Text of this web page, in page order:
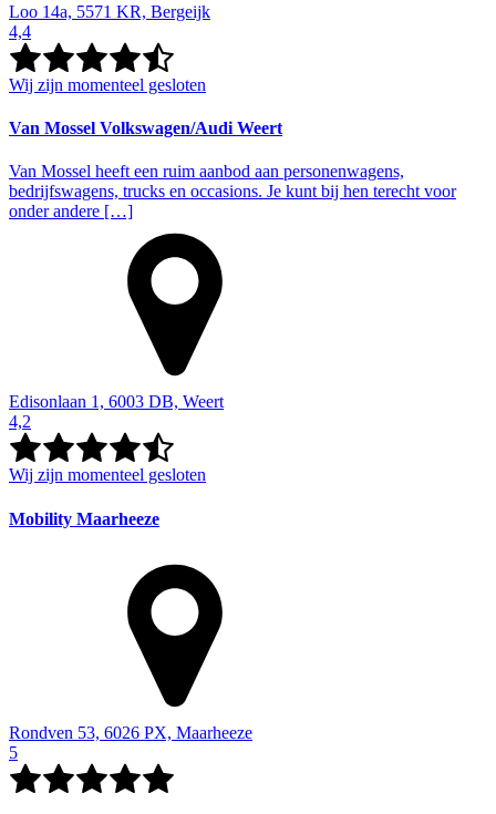
Loo 14a, 5571 KR, Bergeijk
4,4
Wij zijn momenteel gesloten
Van Mossel Volkswagen/Audi Weert
Van Mossel heeft een ruim aanbod aan personenwagens,
bedrijfswagens, trucks en occasions. Je kunt bij hen terecht voor
onder andere […]
Edisonlaan 1, 6003 DB, Weert
4,2
Wij zijn momenteel gesloten
Mobility Maarheeze
Rondven 53, 6026 PX, Maarheeze
5